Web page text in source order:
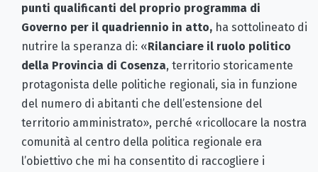
punti qualificanti del proprio programma di
Governo per il quadriennio in atto, ha sottolineato di
nutrire la speranza di: «Rilanciare il ruolo politico
della Provincia di Cosenza, territorio storicamente
protagonista delle politiche regionali, sia in funzione
del numero di abitanti che dell’estensione del
territorio amministrato», perché «ricollocare la nostra
comunità al centro della politica regionale era
l’obiettivo che mi ha consentito di raccogliere i